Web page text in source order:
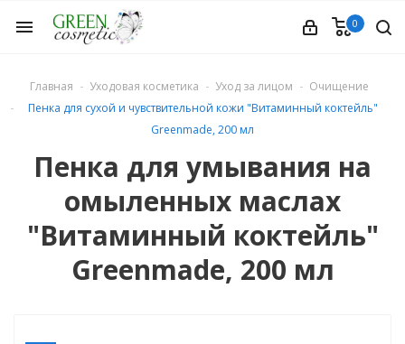
menu 0
Главная Уходовая косметика Уход за лицом
Очищение
Пенка для сухой и чувствительной кожи "Витаминный коктейль"
Greenmade, 200 мл
Пенка для умывания на
омыленных маслах
"Витаминный коктейль"
Greenmade, 200 мл